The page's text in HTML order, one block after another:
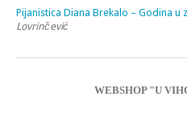
Pijanistica Diana Brekalo – Godina u
Lovrinčević
WEBSHOP "U